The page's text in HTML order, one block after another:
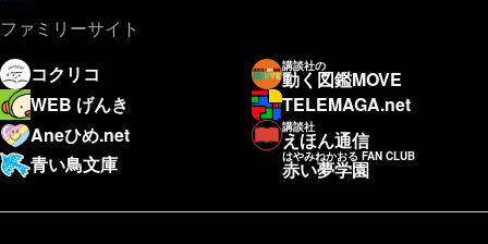
ファミリーサイト
コクリコ
講談社の
動く図鑑MOVE
WEB げんき
TELEMAGA.net
Aneひめ.net
講談社
えほん通信
青い鳥文庫
はやみねかおる FAN CLUB
赤い夢学園